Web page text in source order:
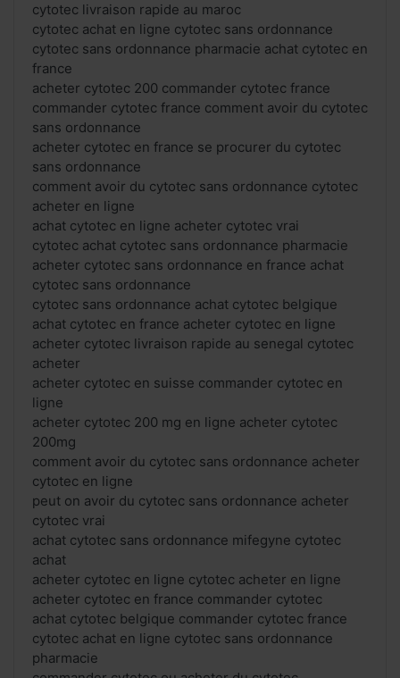
cytotec livraison rapide au maroc
cytotec achat en ligne cytotec sans ordonnance
cytotec sans ordonnance pharmacie achat cytotec en
france
acheter cytotec 200 commander cytotec france
commander cytotec france comment avoir du cytotec
sans ordonnance
acheter cytotec en france se procurer du cytotec
sans ordonnance
comment avoir du cytotec sans ordonnance cytotec
acheter en ligne
achat cytotec en ligne acheter cytotec vrai
cytotec achat cytotec sans ordonnance pharmacie
acheter cytotec sans ordonnance en france achat
cytotec sans ordonnance
cytotec sans ordonnance achat cytotec belgique
achat cytotec en france acheter cytotec en ligne
acheter cytotec livraison rapide au senegal cytotec
acheter
acheter cytotec en suisse commander cytotec en
ligne
acheter cytotec 200 mg en ligne acheter cytotec
200mg
comment avoir du cytotec sans ordonnance acheter
cytotec en ligne
peut on avoir du cytotec sans ordonnance acheter
cytotec vrai
achat cytotec sans ordonnance mifegyne cytotec
achat
acheter cytotec en ligne cytotec acheter en ligne
acheter cytotec en france commander cytotec
achat cytotec belgique commander cytotec france
cytotec achat en ligne cytotec sans ordonnance
pharmacie